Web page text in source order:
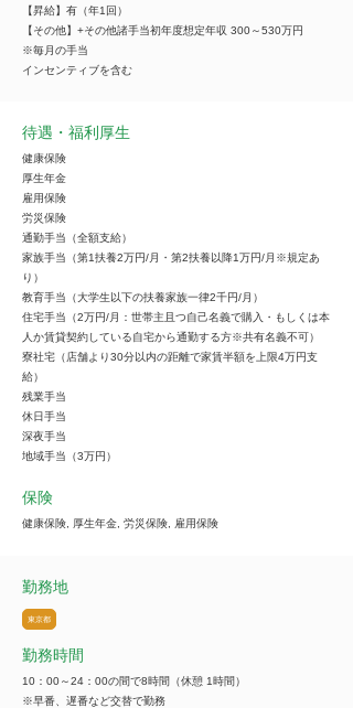
【昇給】有（年1回）
【その他】+その他諸手当初年度想定年収 300～530万円
※毎月の手当
インセンティブを含む
待遇・福利厚生
健康保険
厚生年金
雇用保険
労災保険
通勤手当（全額支給）
家族手当（第1扶養2万円/月・第2扶養以降1万円/月※規定あ
り）
教育手当（大学生以下の扶養家族一律2千円/月）
住宅手当（2万円/月：世帯主且つ自己名義で購入・もしくは本
人か賃貸契約している自宅から通勤する方※共有名義不可）
寮社宅（店舗より30分以内の距離で家賃半額を上限4万円支
給）
残業手当
休日手当
深夜手当
地域手当（3万円）
保険
健康保険, 厚生年金, 労災保険, 雇用保険
勤務地
東京都
勤務時間
10：00～24：00の間で8時間（休憩 1時間）
※早番、遅番など交替で勤務